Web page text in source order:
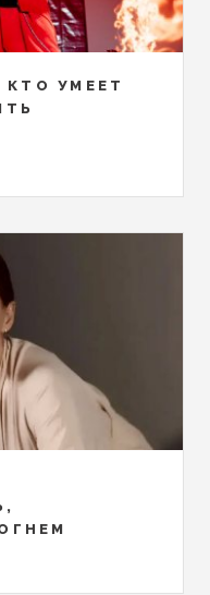
КТО УМЕЕТ